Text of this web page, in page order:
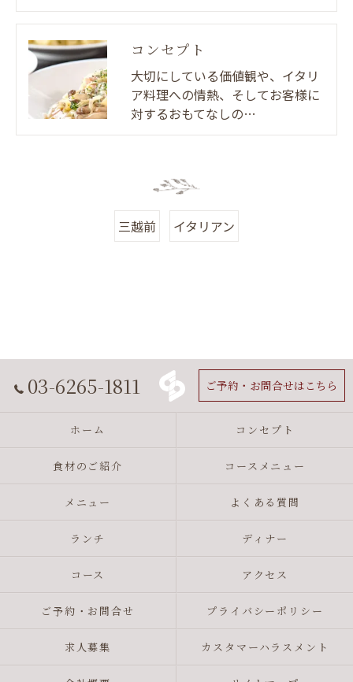
コンセプト
大切にしている価値観や、イタリ
ア料理への情熱、そしてお客様に
対するおもてなしの…
三越前 イタリアン
03-6265-1811 ご予約・お問合せはこちら
ホーム コンセプト
食材のご紹介 コースメニュー
メニュー よくある質問
ランチ ディナー
コース アクセス
ご予約・お問合せ プライバシーポリシー
求人募集 カスタマーハラスメント